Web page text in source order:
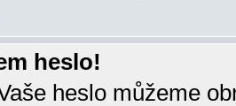
heslo!
heslo můžeme